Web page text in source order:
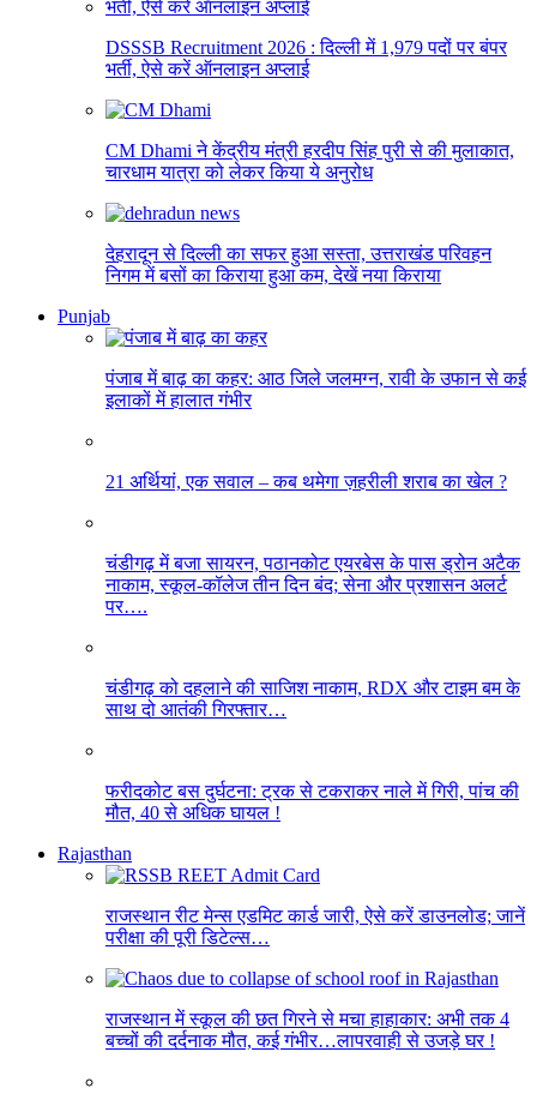
DSSSB Recruitment 2026 : दिल्ली में 1,979 पदों पर बंपर
भर्ती, ऐसे करें ऑनलाइन अप्लाई
CM Dhami ने केंद्रीय मंत्री हरदीप सिंह पुरी से की मुलाकात,
चारधाम यात्रा को लेकर किया ये अनुरोध
देहरादून से दिल्ली का सफर हुआ सस्ता, उत्तराखंड परिवहन
निगम में बसों का किराया हुआ कम, देखें नया किराया
Punjab
पंजाब में बाढ़ का कहर: आठ जिले जलमग्न, रावी के उफान से कई
इलाकों में हालात गंभीर
21 अर्थियां, एक सवाल – कब थमेगा ज़हरीली शराब का खेल ?
चंडीगढ़ में बजा सायरन, पठानकोट एयरबेस के पास ड्रोन अटैक
नाकाम, स्कूल-कॉलेज तीन दिन बंद; सेना और प्रशासन अलर्ट
पर….
चंडीगढ़ को दहलाने की साजिश नाकाम, RDX और टाइम बम के
साथ दो आतंकी गिरफ्तार…
फरीदकोट बस दुर्घटना: ट्रक से टकराकर नाले में गिरी, पांच की
मौत, 40 से अधिक घायल !
Rajasthan
राजस्थान रीट मेन्स एडमिट कार्ड जारी, ऐसे करें डाउनलोड; जानें
परीक्षा की पूरी डिटेल्स…
राजस्थान में स्कूल की छत गिरने से मचा हाहाकार: अभी तक 4
बच्चों की दर्दनाक मौत, कई गंभीर…लापरवाही से उजड़े घर !